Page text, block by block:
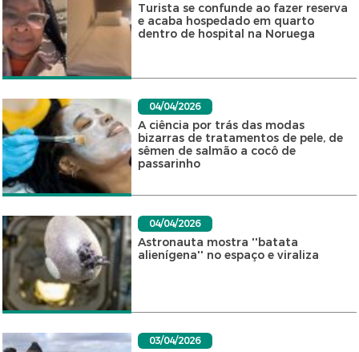
Turista se confunde ao fazer reserva
e acaba hospedado em quarto
dentro de hospital na Noruega
04/04/2026
A ciência por trás das modas
bizarras de tratamentos de pele, de
sêmen de salmão a cocô de
passarinho
04/04/2026
Astronauta mostra ''batata
alienígena'' no espaço e viraliza
03/04/2026